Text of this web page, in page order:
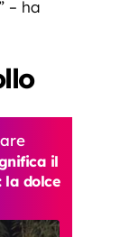
– ha
il
la dolce